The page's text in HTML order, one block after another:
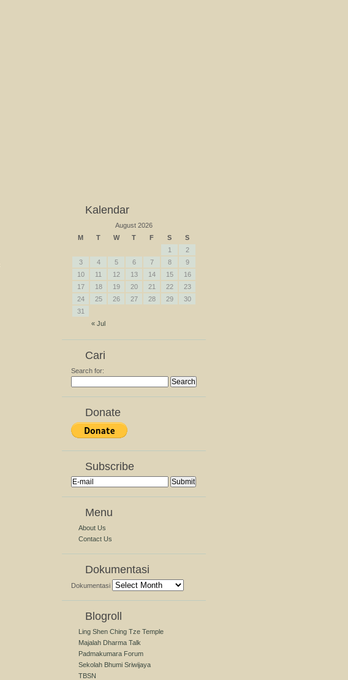
Kalendar
August 2026
M
T W T F S S
« Jul
1
2
3
4 5 6 7 8
9
10
11 12 13 14 15
16
17
18 19 20 21 22
23
24
25 26 27 28 29
30
31
Cari
Search for:
Donate
Subscribe
Menu
About Us
Contact Us
Dokumentasi
Dokumentasi
Blogroll
Ling Shen Ching Tze Temple
Majalah Dharma Talk
Padmakumara Forum
Sekolah Bhumi Sriwijaya
TBSN